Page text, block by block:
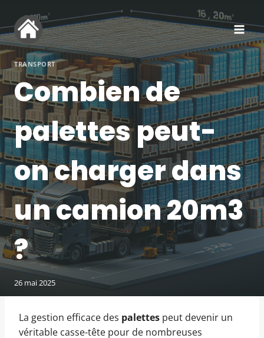
contenu
TRANSPORT
Combien de
palettes peut-
on charger dans
un camion 20m3
?
26 mai 2025
La gestion efficace des palettes peut devenir un
véritable casse-tête pour de nombreuses